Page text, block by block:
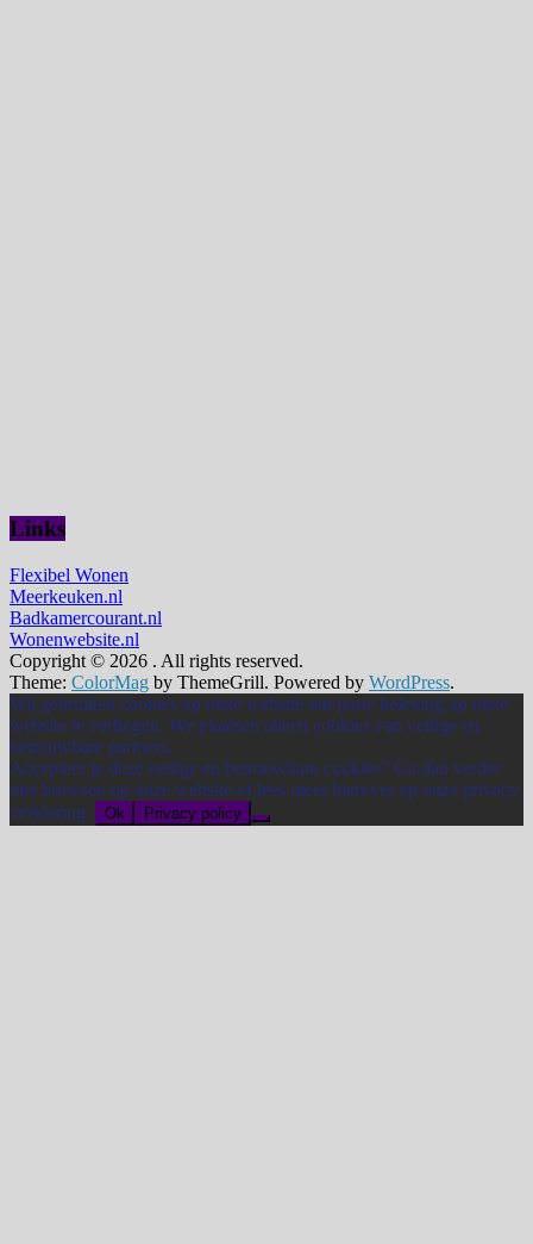
Links
Flexibel Wonen
Meerkeuken.nl
Badkamercourant.nl
Wonenwebsite.nl
Copyright © 2026 . All rights reserved.
Theme: ColorMag by ThemeGrill. Powered by WordPress.
Wij gebruiken cookies op onze website om jouw beleving op onze
website te verhogen. We plaatsen alleen cookies van veilige en
betrouwbare partners.
Accepteer je deze veilige en betrouwbare cookies? Ga dan verder
met browsen op onze website of lees meer hierover op onze privacy
verklaring.
Ok Privacy policy